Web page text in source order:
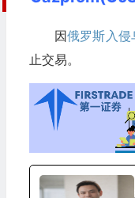
因俄罗斯入侵
止交易。